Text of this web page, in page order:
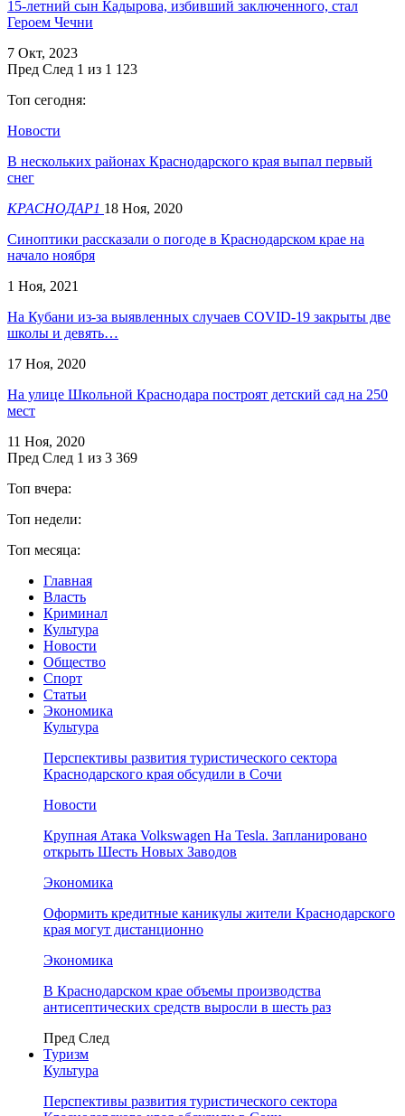
15-летний сын Кадырова, избивший заключенного, стал
Героем Чечни
7 Окт, 2023
Пред След 1 из 1 123
Топ сегодня:
Новости
В нескольких районах Краснодарского края выпал первый
снег
КРАСНОДАР1 18 Ноя, 2020
Синоптики рассказали о погоде в Краснодарском крае на
начало ноября
1 Ноя, 2021
На Кубани из-за выявленных случаев COVID-19 закрыты две
школы и девять…
17 Ноя, 2020
На улице Школьной Краснодара построят детский сад на 250
мест
11 Ноя, 2020
Пред След 1 из 3 369
Топ вчера:
Топ недели:
Топ месяца:
Главная
Власть
Криминал
Культура
Новости
Общество
Спорт
Статьи
Экономика
Культура
Перспективы развития туристического сектора
Краснодарского края обсудили в Сочи
Новости
Крупная Атака Volkswagen На Tesla. Запланировано
открыть Шесть Новых Заводов
Экономика
Оформить кредитные каникулы жители Краснодарского
края могут дистанционно
Экономика
В Краснодарском крае объемы производства
антисептических средств выросли в шесть раз
Пред След
Туризм
Культура
Перспективы развития туристического сектора